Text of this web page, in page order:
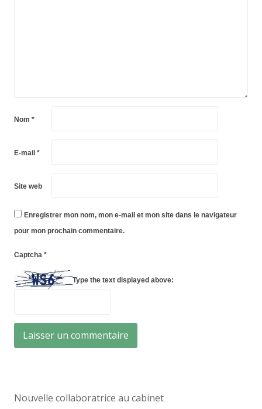
Nom *
E-mail *
Site web
Enregistrer mon nom, mon e-mail et mon site dans le navigateur
pour mon prochain commentaire.
Captcha *
Type the text displayed above:
Nouvelle collaboratrice au cabinet